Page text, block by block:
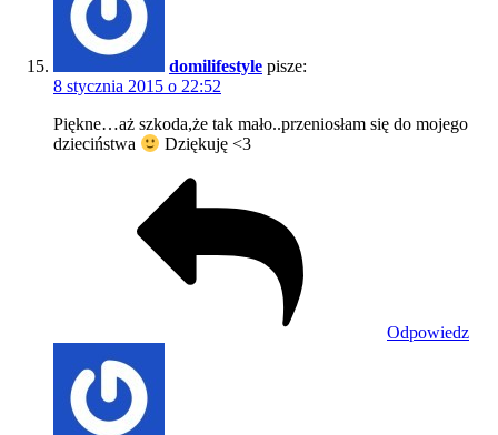
domilifestyle pisze:
8 stycznia 2015 o 22:52
Piękne…aż szkoda,że tak mało..przeniosłam się do mojego
dzieciństwa
Dziękuję <3
Odpowiedz